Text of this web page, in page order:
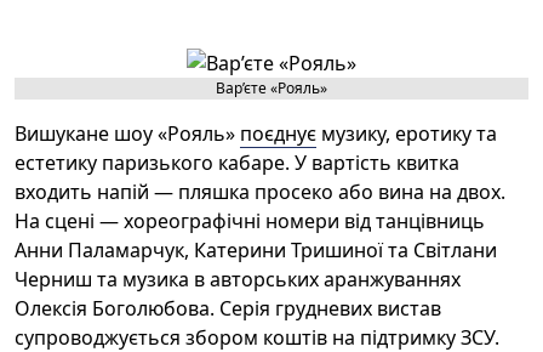
Вар’єте «Рояль»
Вишукане шоу «Рояль» поєднує музику, еротику та
естетику паризького кабаре. У вартість квитка
входить напій — пляшка просеко або вина на двох.
На сцені — хореографічні номери від танцівниць
Анни Паламарчук, Катерини Тришиної та Світлани
Черниш та музика в авторських аранжуваннях
Олексія Боголюбова. Серія грудневих вистав
супроводжується збором коштів на підтримку ЗСУ.